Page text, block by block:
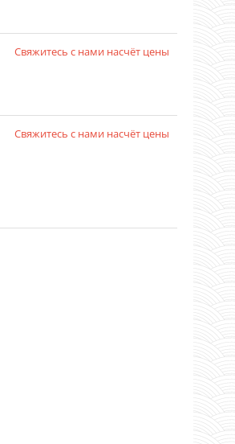
Свяжитесь с нами насчёт цены
Свяжитесь с нами насчёт цены